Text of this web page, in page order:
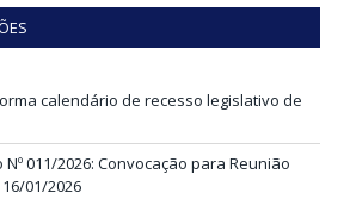
calendário de recesso legislativo de
011/2026: Convocação para Reunião
01/2026